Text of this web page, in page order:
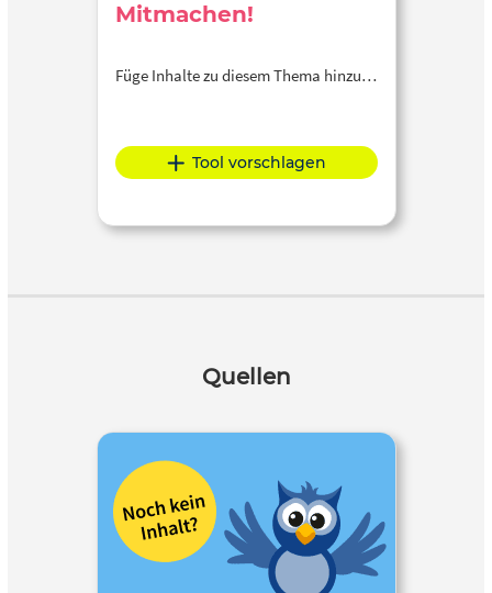
Mitmachen!
Füge Inhalte zu diesem Thema hinzu…
Tool vorschlagen
Quellen